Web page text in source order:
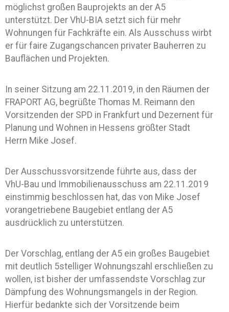
möglichst großen Bauprojekts an der A5
unterstützt. Der VhU-BIA setzt sich für mehr
Wohnungen für Fachkräfte ein. Als Ausschuss wirbt
er für faire Zugangschancen privater Bauherren zu
Bauflächen und Projekten.
In seiner Sitzung am 22.11.2019, in den Räumen der
FRAPORT AG, begrüßte Thomas M. Reimann den
Vorsitzenden der SPD in Frankfurt und Dezernent für
Planung und Wohnen in Hessens größter Stadt
Herrn Mike Josef.
Der Ausschussvorsitzende führte aus, dass der
VhU-Bau und Immobilienausschuss am 22.11.2019
einstimmig beschlossen hat, das von Mike Josef
vorangetriebene Baugebiet entlang der A5
ausdrücklich zu unterstützen.
Der Vorschlag, entlang der A5 ein großes Baugebiet
mit deutlich 5stelliger Wohnungszahl erschließen zu
wollen, ist bisher der umfassendste Vorschlag zur
Dämpfung des Wohnungsmangels in der Region.
Hierfür bedankte sich der Vorsitzende beim